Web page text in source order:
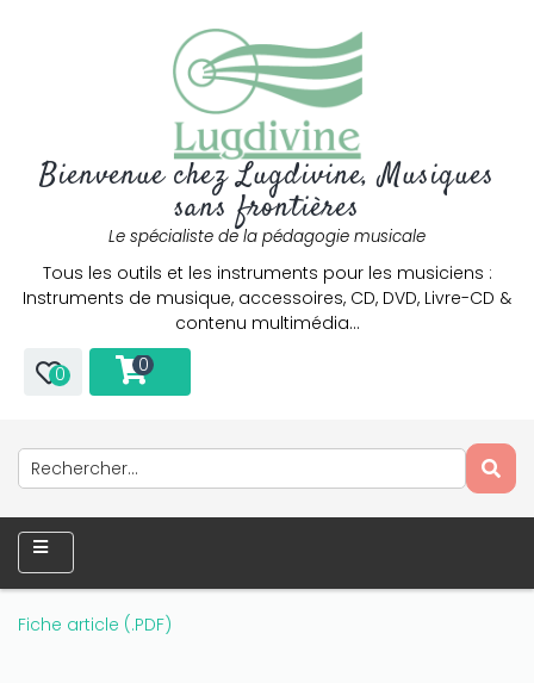
Bienvenue chez Lugdivine, Musiques
sans frontières
Le spécialiste de la pédagogie musicale
Tous les outils et les instruments pour les musiciens :
Instruments de musique, accessoires, CD, DVD, Livre-CD &
contenu multimédia…
0 0
Fiche article (.PDF)